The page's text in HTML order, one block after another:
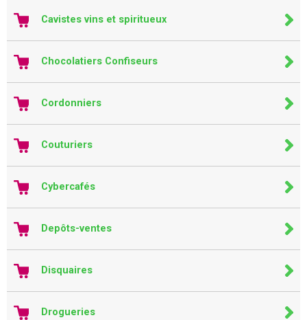
Cavistes vins et spiritueux
Chocolatiers Confiseurs
Cordonniers
Couturiers
Cybercafés
Depôts-ventes
Disquaires
Drogueries